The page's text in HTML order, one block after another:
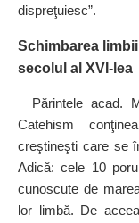
dispreţuiesc”.
Schimbarea
secolul al XVI‑lea
Părintele acad.
Catehism
creştineşti care se
Adică: cele 10
cunoscute de
lor limbă. De